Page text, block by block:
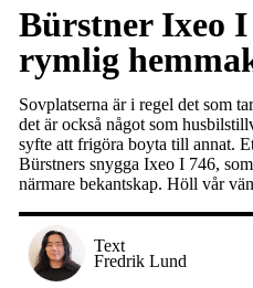
Bürstner Ixeo
rymlig
Sovplatserna är i regel det som
det är också något som
syfte att frigöra boyta till annat.
Bürstners snygga Ixeo I 746,
närmare bekantskap. Höll vår
Text
Fredrik Lund